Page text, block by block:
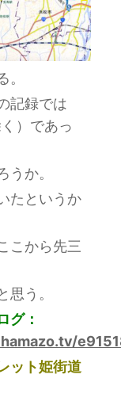
記録では
）であっ
うか。
たというか
こから先三
思う。
グ：
ット姫街道